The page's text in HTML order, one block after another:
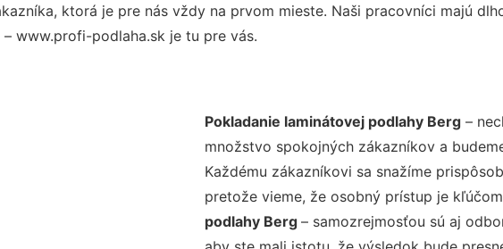
ktorá je pre nás vždy na prvom mieste. Naši pracovníci majú
– www.profi-podlaha.sk je tu pre vás.
Pokladanie laminátovej podlahy Berg–
množstvo spokojných zákazníkov a
Každému zákazníkovi sa snažíme
pretože vieme, že osobný prístup je
podlahy Berg – samozrejmosťou sú aj